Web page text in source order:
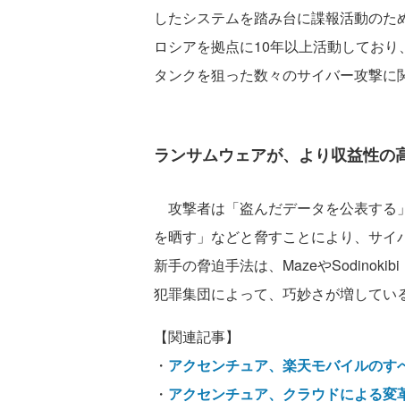
したシステムを踏み台に諜報活動の
ロシアを拠点に10年以上活動してお
タンクを狙った数々のサイバー攻撃に
ランサムウェアが、より収益性の
攻撃者は「盗んだデータを公表する
を晒す」などと脅すことにより、サ
新手の脅迫手法は、Mazeや
犯罪集団によって、巧妙さが増してい
【関連記事】
・ アクセンチュア、楽天モバイルの
・ アクセンチュア、クラウドによる